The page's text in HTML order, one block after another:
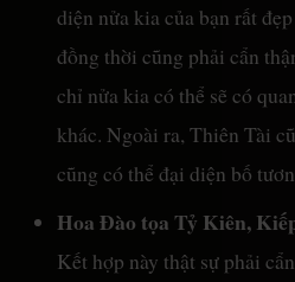
diện nửa kia của bạn rất
đồng thời cũng phải cẩn
chỉ nửa kia có thể sẽ có
khác. Ngoài ra, Thiên Tài
cũng có thể đại diện bố
Hoa Đào tọa Tỷ Kiên,
Kết hợp này thật sự phải